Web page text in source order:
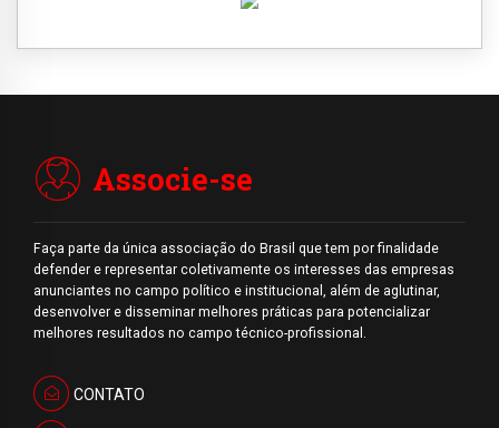
Associe-se
Faça parte da única associação do Brasil que tem por finalidade
defender e representar coletivamente os interesses das empresas
anunciantes no campo político e institucional, além de aglutinar,
desenvolver e disseminar melhores práticas para potencializar
melhores resultados no campo técnico-profissional.
CONTATO